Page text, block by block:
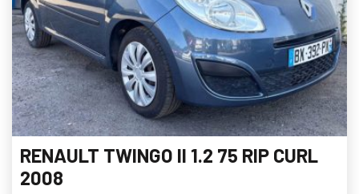
RENAULT TWINGO II 1.2 75 RIP CURL
2008